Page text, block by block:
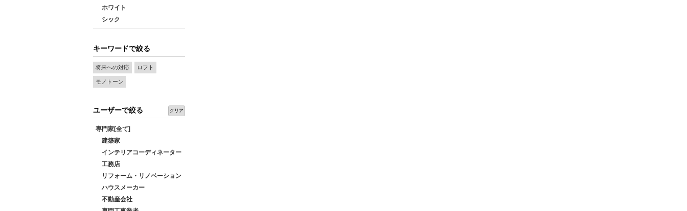
ホワイト
シック
キーワードで絞る
将来への対応 ロフト
モノトーン
ユーザーで絞る クリア
専門家[全て]
建築家
インテリアコーディネーター
工務店
リフォーム・リノベーション
ハウスメーカー
不動産会社